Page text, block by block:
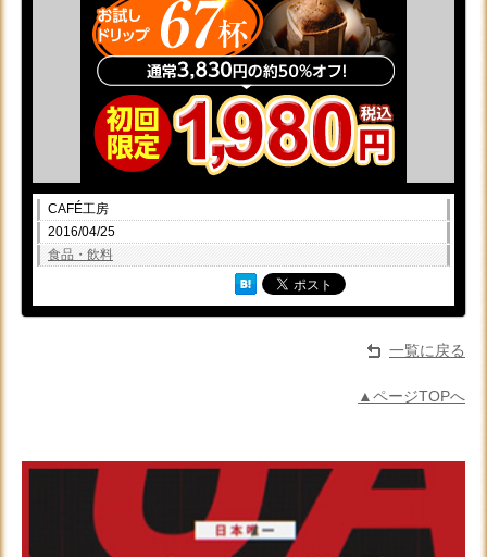
CAFÉ工房
2016/04/25
食品・飲料
一覧に戻る
▲ページTOPへ